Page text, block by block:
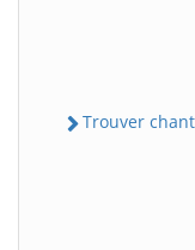
Trouver